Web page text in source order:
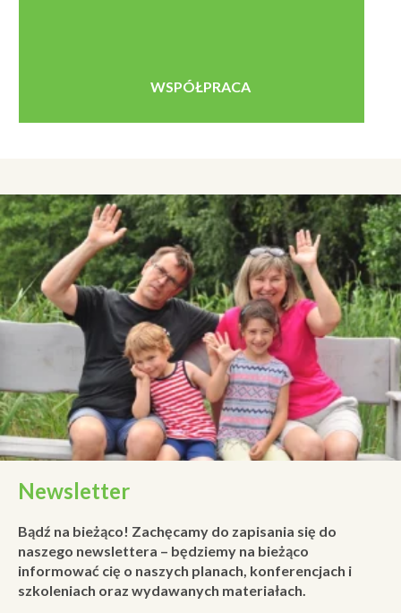
WSPÓŁPRACA
Newsletter
Bądź na bieżąco! Zachęcamy do zapisania się do
naszego newslettera – będziemy na bieżąco
informować cię o naszych planach, konferencjach i
szkoleniach oraz wydawanych materiałach.